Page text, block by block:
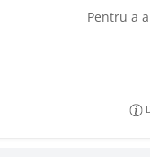
Pentru a